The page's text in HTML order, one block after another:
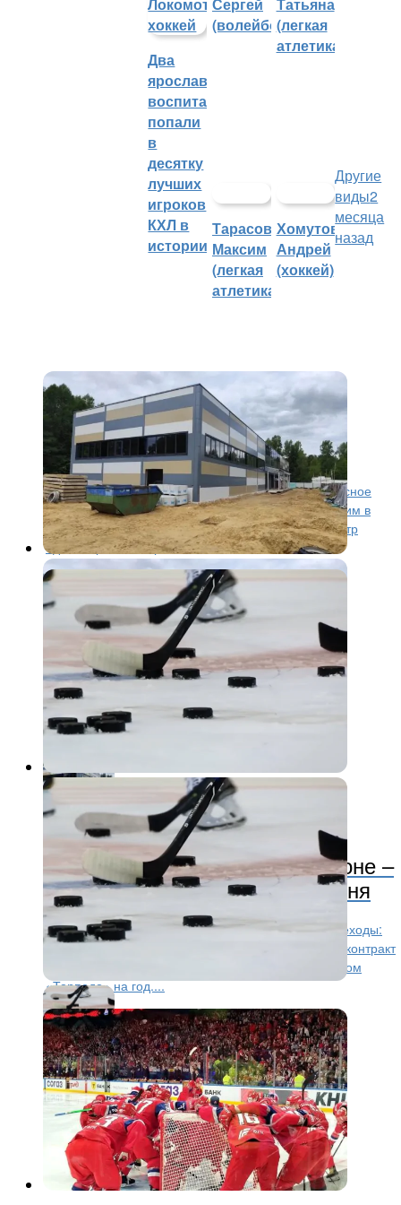
Два
ярославских
воспитанника
попали
в
десятку
лучших
игроков
КХЛ в
истории
(волейбол)(легкая
атлетика)
Тарасов
Максим
(легкая
атлетика)
Хомутов
Андрей
(хоккей)
Другие
виды2
месяца
назад
Строительство центра
единоборств в Гаврилов-Яме
вышло на финишную прямую
Современный спортивный объект в Гаврилов-Яме
возводится по федеральной программе «Комплексное
развитие сельских территорий» рядом со старейшим в
стране провинциальным стадионом «Труд». – Центр
единоборств в Гаврилов-Яме...
КХЛ 2 месяца назад
Сёмин перешёл в СКА, Веккьоне –
в «Торпедо». Трансферы 3 июня
3 июня 2026 года в КХЛ состоялись заметные переходы:
защитник Владислав Сёмин подписал двухлетний контракт
со СКА, а нападающий Майкл Веккьоне стал игроком
«Торпедо» на год....